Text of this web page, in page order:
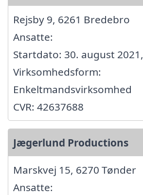
Rejsby 9, 6261 Bredebro
Ansatte:
Startdato: 30. august 2021,
Virksomhedsform:
Enkeltmandsvirksomhed
CVR: 42637688
Jægerlund Productions
Marskvej 15, 6270 Tønder
Ansatte: